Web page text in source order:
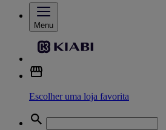
Menu
Escolher uma loja favorita